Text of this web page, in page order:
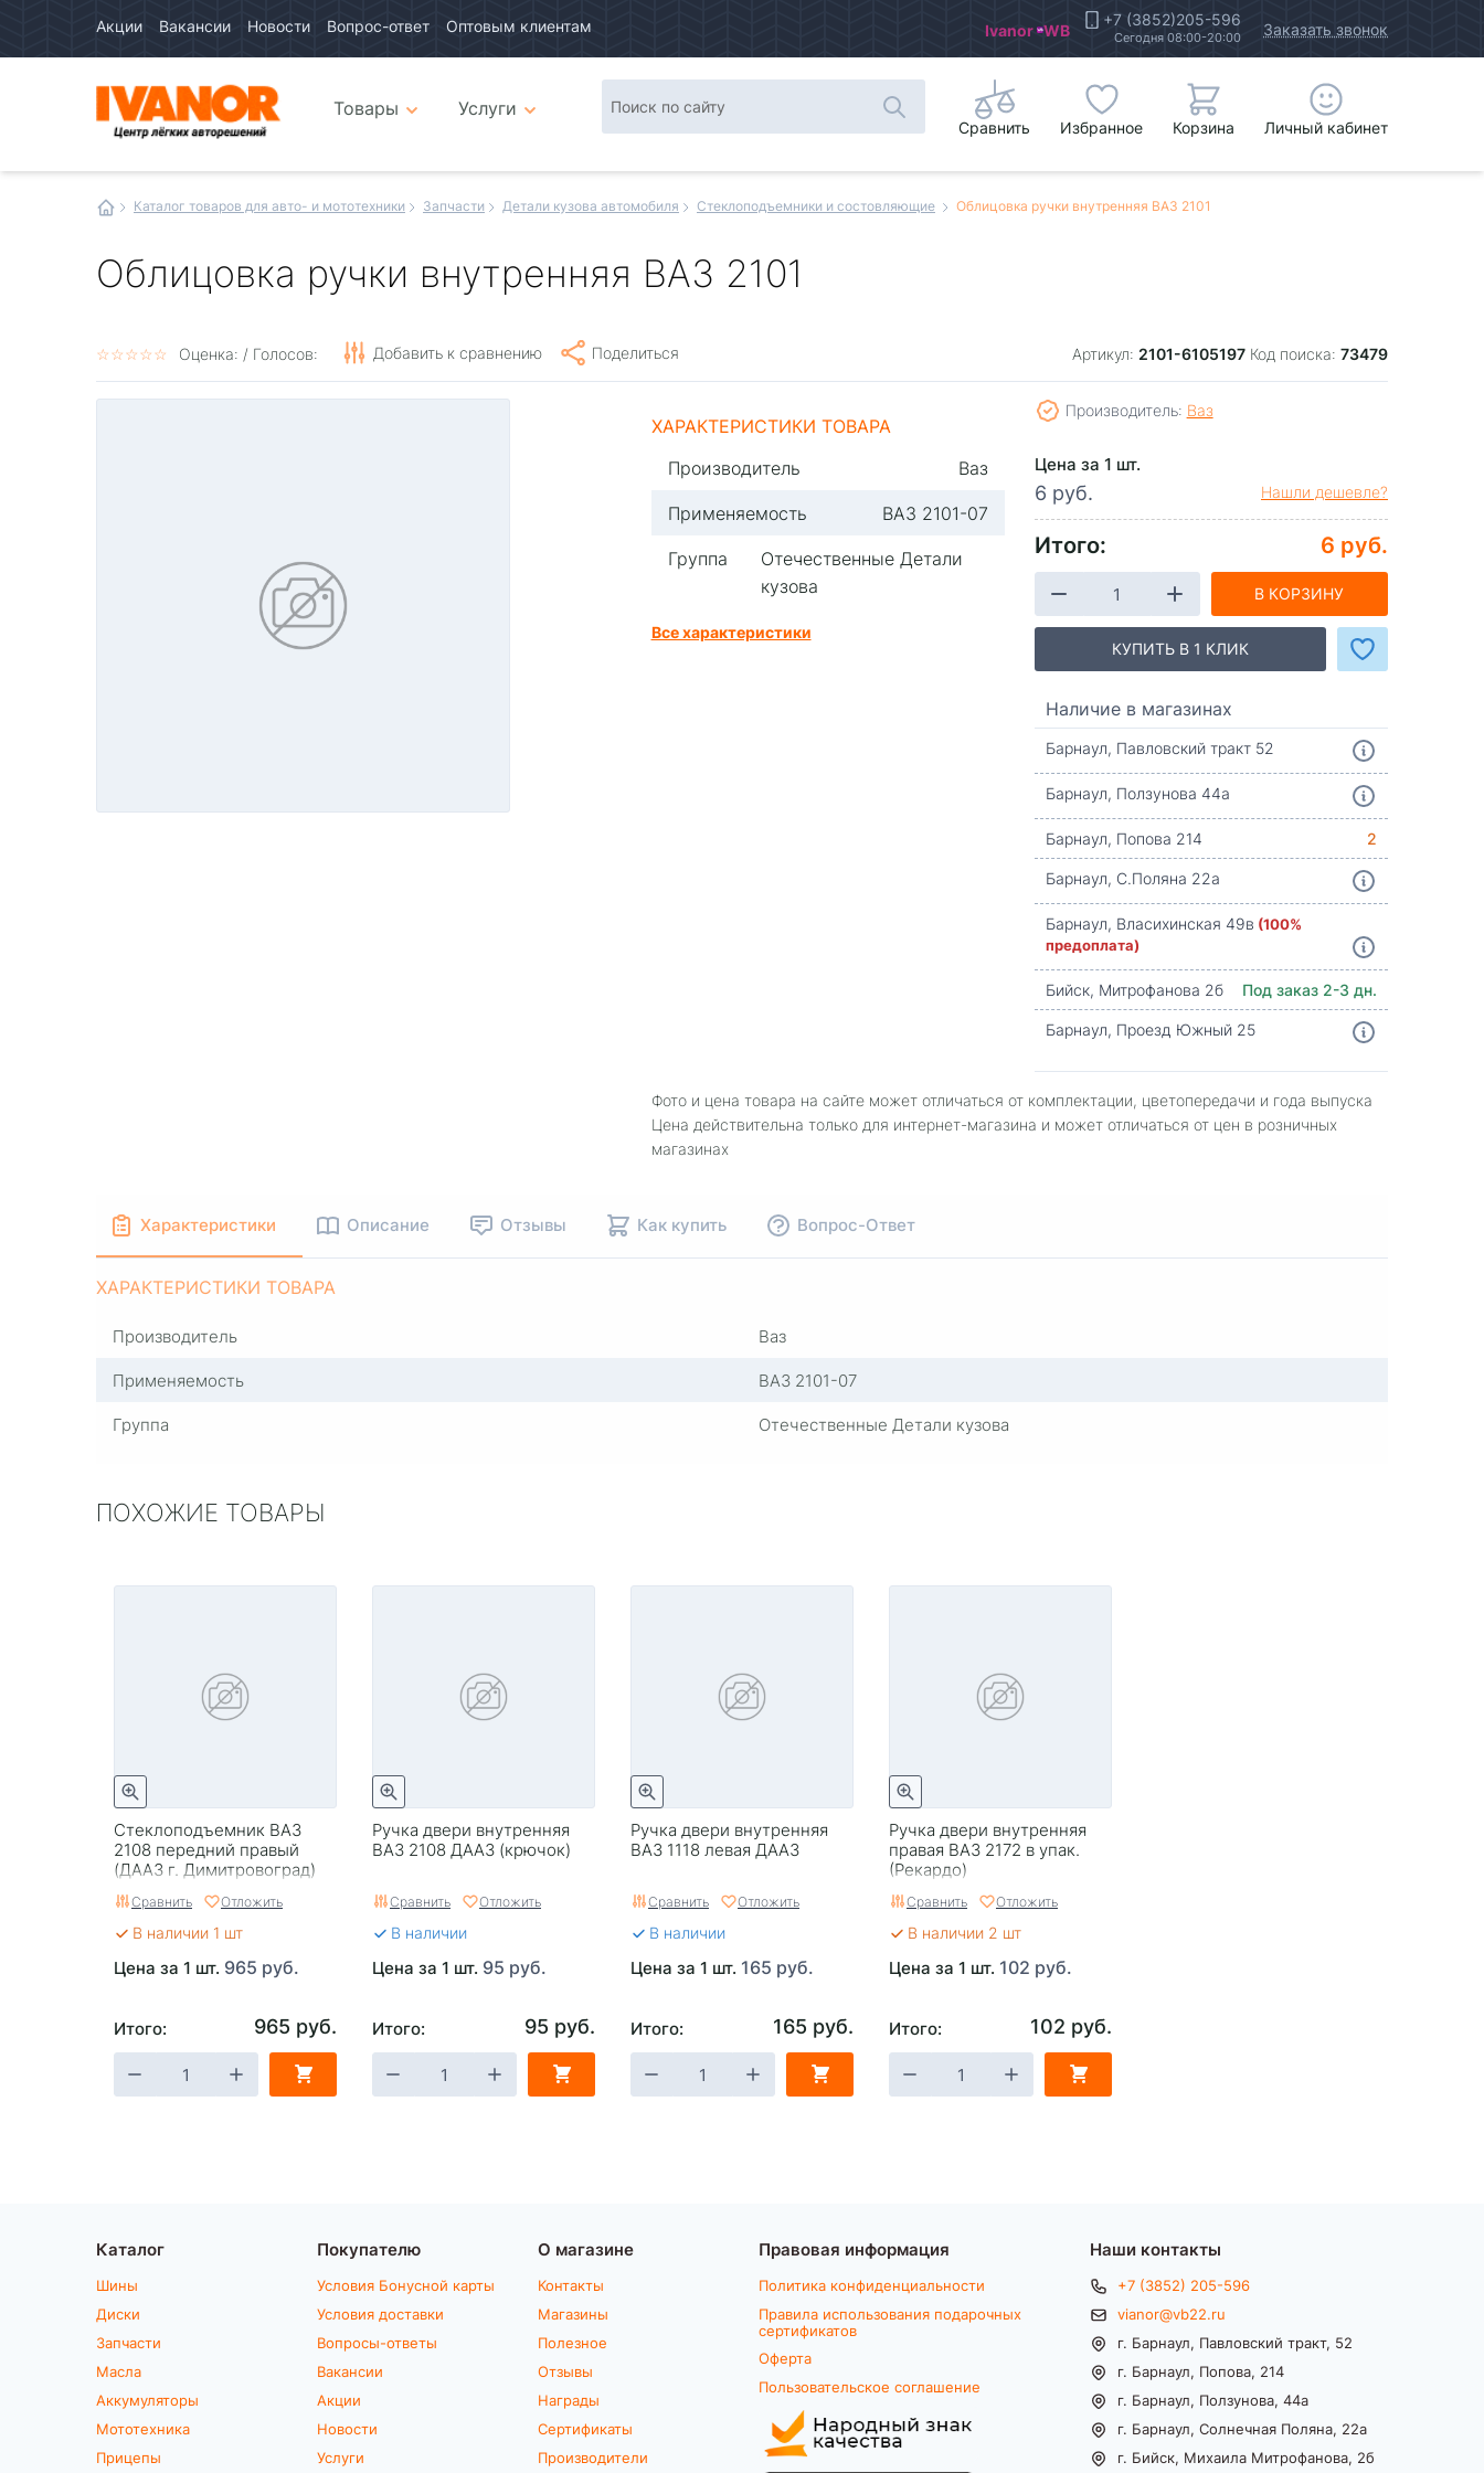
Акции Вакансии Новости Вопрос-ответ Оптовым клиентам Ivanor WB +7 (3852)205-596
Сегодня 08:00-20:00 Заказать звонок
интернетТовары
Услуги
Сравнить Избранное Корзина Личный кабинет
Каталог товаров для авто- и мототехники Запчасти Детали кузова автомобиля Стеклоподъемники и состовляющие Облицовка ручки внутренняя ВАЗ 2101
Облицовка ручки внутренняя ВАЗ 2101
☆☆☆☆☆
★★★★★ Оценка: / Голосов: Добавить к сравнению Поделиться Артикул: 2101-6105197 Код поиска: 73479
ХАРАКТЕРИСТИКИ ТОВАРА
Производитель
Ваз
Применяемость
ВАЗ 2101-07
Группа
Отечественные Детали
кузова
Все характеристики
Производитель: Ваз
Цена за 1 шт.
6 руб. Нашли дешевле?
Итого: 6 руб.
В КОРЗИНУ
КУПИТЬ В 1 КЛИК
Наличие в магазинах
Барнаул, Павловский тракт 52
Барнаул, Ползунова 44а
Барнаул, Попова 214
2
Барнаул, С.Поляна 22а
Барнаул, Власихинская 49в (100%
предоплата)
Бийск, Митрофанова 2б
Под заказ 2-3 дн.
Барнаул, Проезд Южный 25
Фото и цена товара на сайте может отличаться от комплектации, цветопередачи и года выпуска
Цена действительна только для интернет-магазина и может отличаться от цен в розничных
магазинах
Характеристики Описание Отзывы Как купить Вопрос-Ответ
ХАРАКТЕРИСТИКИ ТОВАРА
Производитель
Ваз
Применяемость
ВАЗ 2101-07
Группа
Отечественные Детали кузова
ПОХОЖИЕ ТОВАРЫ
Стеклоподъемник ВАЗ
2108 передний правый
(ДААЗ г. Димитровоград)
Сравнить Отложить
В наличии 1 шт
Цена за 1 шт. 965 руб.
Итого: 965 руб.
Ручка двери внутренняя
ВАЗ 2108 ДААЗ (крючок)
Сравнить Отложить
В наличии
Цена за 1 шт. 95 руб.
Итого: 95 руб.
Ручка двери внутренняя
ВАЗ 1118 левая ДААЗ
Сравнить Отложить
В наличии
Цена за 1 шт. 165 руб.
Итого: 165 руб.
Ручка двери внутренняя
правая ВАЗ 2172 в упак.
(Рекардо)
Сравнить Отложить
В наличии 2 шт
Цена за 1 шт. 102 руб.
Итого: 102 руб.
Каталог
Шины
Диски
Запчасти
Масла
Аккумуляторы
Мототехника
Прицепы
Покупателю
Условия Бонусной карты
Условия доставки
Вопросы-ответы
Вакансии
Акции
Новости
Услуги
О магазине
Контакты
Магазины
Полезное
Отзывы
Награды
Сертификаты
Производители
Правовая информация
Политика конфиденциальности
Правила использования подарочных
сертификатов
Оферта
Пользовательское соглашение
Наши контакты
+7 (3852) 205-596
vianor@vb22.ru
г. Барнаул, Павловский тракт, 52
г. Барнаул, Попова, 214
г. Барнаул, Ползунова, 44а
г. Барнаул, Солнечная Поляна, 22а
г. Бийск, Михаила Митрофанова, 2б